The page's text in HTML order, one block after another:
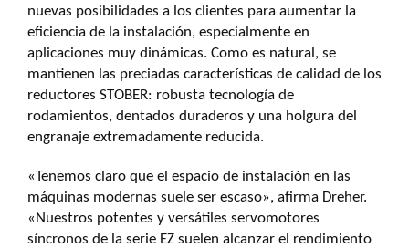
nuevas posibilidades a los clientes para aumentar la
eficiencia de la instalación, especialmente en
aplicaciones muy dinámicas. Como es natural, se
mantienen las preciadas características de calidad de los
reductores STOBER: robusta tecnología de
rodamientos, dentados duraderos y una holgura del
engranaje extremadamente reducida.
«Tenemos claro que el espacio de instalación en las
máquinas modernas suele ser escaso», afirma Dreher.
«Nuestros potentes y versátiles servomotores
síncronos de la serie EZ suelen alcanzar el rendimiento